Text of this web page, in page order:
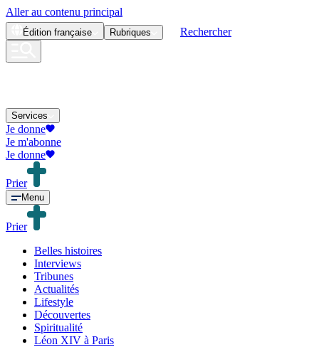
Aller au contenu principal
Édition française Rubriques Rechercher
Services
Je donne
Je m'abonne
Je donne
Prier
Menu
Prier
Belles histoires
Interviews
Tribunes
Actualités
Lifestyle
Découvertes
Spiritualité
Léon XIV à Paris